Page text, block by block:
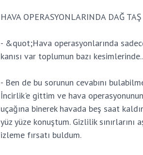
HAVA OPERASYONLARINDA DAĞ
- &quot;Hava operasyonlarında
kanısı var toplumun bazı
- Ben de bu sorunun cevabını
İncirlik'e gittim ve hava
uçağına binerek havada beş saat
yüz yüze konuştum. Gizlilik sınırlarını
izleme fırsatı buldum.